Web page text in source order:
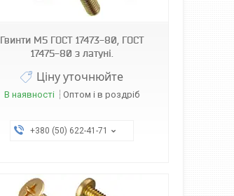
Гвинти М5 ГОСТ 17473-80, ГОСТ
17475-80 з латуні.
Ціну уточнюйте
В наявності Оптом і в роздріб
+380 (50) 622-41-71